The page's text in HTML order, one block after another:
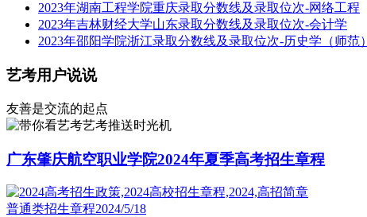
2023年湖南工程学院重庆录取分数线及录取位次-网络工程
2023年吉林财经大学山东录取分数线及录取位次-会计学
2023年邵阳学院浙江录取分数线及录取位次-历史学（师范）
艺考用户说说
友善是交流的起点
艺考推送时光机
广东肇庆航空职业学院2024年夏季高考招生章程
普通类招生章程2024/5/18